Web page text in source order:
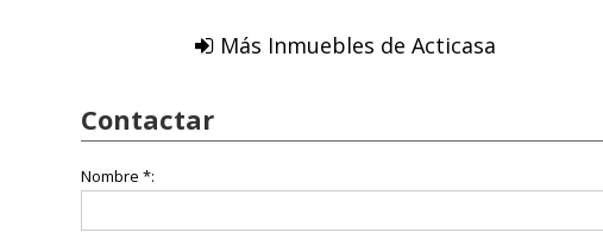
Más Inmuebles de Acticasa
Contactar
Nombre *: